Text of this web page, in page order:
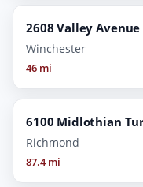
2608 Valley Avenue
Winchester
46 mi
6100 Midlothian
Richmond
87.4 mi